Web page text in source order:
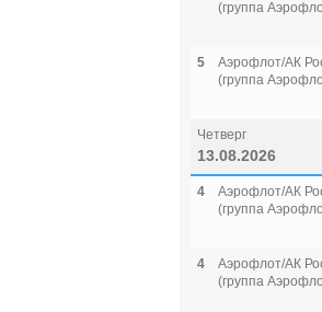
(группа
5
Аэрофлот/АК
(группа
Четверг
13.08.2026
4
Аэрофлот/АК
(группа
4
Аэрофлот/АК
(группа